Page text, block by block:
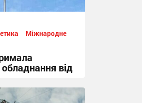
Міжнародне
від